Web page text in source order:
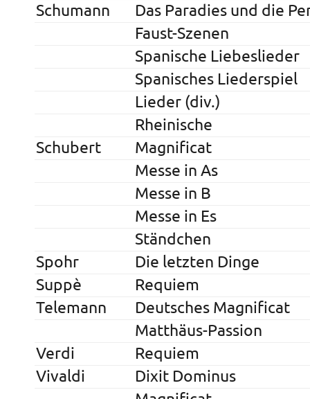
Schumann
Das Paradies und die
Faust-Szenen
Spanische Liebeslieder
Spanisches Liederspiel
Lieder (div.)
Rheinische
Schubert
Magnificat
Messe in As
Messe in B
Messe in Es
Ständchen
Spohr
Die letzten Dinge
Suppè
Requiem
Telemann
Deutsches Magnificat
Matthäus-Passion
Verdi
Requiem
Vivaldi
Dixit Dominus